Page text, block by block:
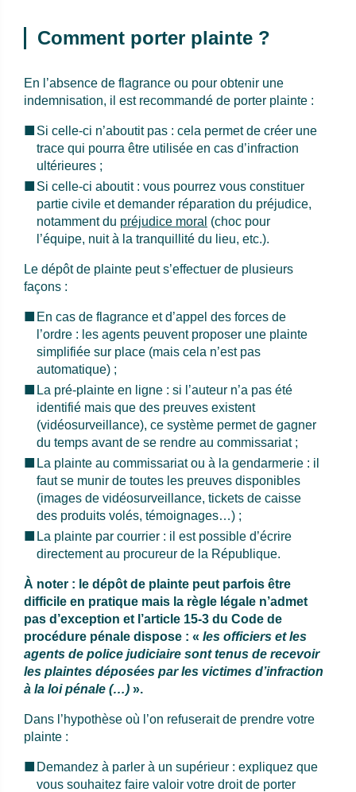
Comment porter plainte ?
En l’absence de flagrance ou pour obtenir une
indemnisation, il est recommandé de porter plainte :
Si celle-ci n’aboutit pas : cela permet de créer une
trace qui pourra être utilisée en cas d’infraction
ultérieures ;
Si celle-ci aboutit : vous pourrez vous constituer
partie civile et demander réparation du préjudice,
notamment du préjudice moral (choc pour
l’équipe, nuit à la tranquillité du lieu, etc.).
Le dépôt de plainte peut s’effectuer de plusieurs
façons :
En cas de flagrance et d’appel des forces de
l’ordre : les agents peuvent proposer une plainte
simplifiée sur place (mais cela n’est pas
automatique) ;
La pré-plainte en ligne : si l’auteur n’a pas été
identifié mais que des preuves existent
(vidéosurveillance), ce système permet de gagner
du temps avant de se rendre au commissariat ;
La plainte au commissariat ou à la gendarmerie : il
faut se munir de toutes les preuves disponibles
(images de vidéosurveillance, tickets de caisse
des produits volés, témoignages…) ;
La plainte par courrier : il est possible d’écrire
directement au procureur de la République.
À noter : le dépôt de plainte peut parfois être
difficile en pratique mais la règle légale n’admet
pas d’exception et l’article 15-3 du Code de
procédure pénale dispose : « les officiers et les
agents de police judiciaire sont tenus de recevoir
les plaintes déposées par les victimes d’infraction
à la loi pénale (…) ».
Dans l’hypothèse où l’on refuserait de prendre votre
plainte :
Demandez à parler à un supérieur : expliquez que
vous souhaitez faire valoir votre droit de porter